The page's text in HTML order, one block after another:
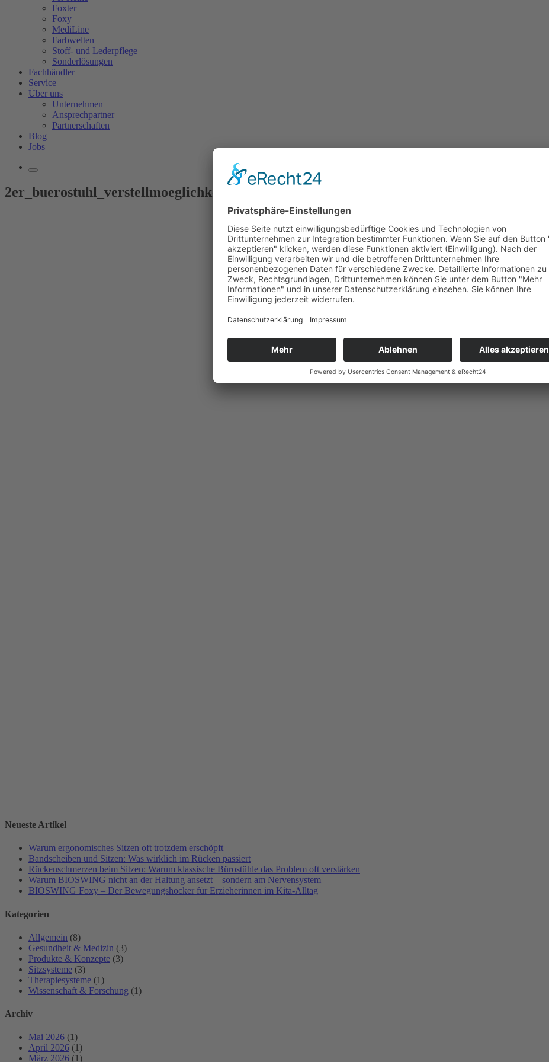
Foxter
Foxy
MediLine
Farbwelten
Stoff- und Lederpflege
Sonderlösungen
Fachhändler
Service
Über uns
Unternehmen
Ansprechpartner
Partnerschaften
Blog
Jobs
2er_buerostuhl_verstellmoeglichkeiten_Gespiegelt
Neueste Artikel
Warum ergonomisches Sitzen oft trotzdem erschöpft
Bandscheiben und Sitzen: Was wirklich im Rücken passiert
Rückenschmerzen beim Sitzen: Warum klassische Bürostühle das Problem oft verstärken
Warum BIOSWING nicht an der Haltung ansetzt – sondern am Nervensystem
BIOSWING Foxy – Der Bewegungshocker für Erzieherinnen im Kita-Alltag
Kategorien
Allgemein (8)
Gesundheit & Medizin (3)
Produkte & Konzepte (3)
Sitzsysteme (3)
Therapiesysteme (1)
Wissenschaft & Forschung (1)
Archiv
Mai 2026 (1)
April 2026 (1)
März 2026 (1)